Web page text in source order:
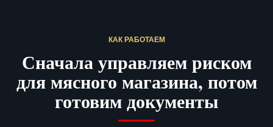
КАК РАБОТАЕМ
Сначала управляем риском
для мясного магазина, потом
готовим документы